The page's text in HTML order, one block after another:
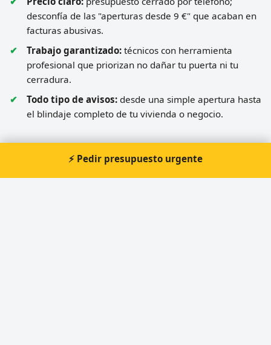
desconfía de las "aperturas desde 9 €" que acaban en
facturas abusivas.
Trabajo garantizado: técnicos con herramienta
profesional que priorizan no dañar tu puerta ni tu
cerradura.
Todo tipo de avisos: desde una simple apertura hasta
el blindaje completo de tu vivienda o negocio.
Preguntas frecuentes sobre
⚡ Pedir presupuesto urgente